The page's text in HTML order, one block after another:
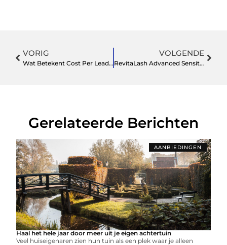
VORIG
Wat Betekent Cost Per Lead (CPL) En Hoe Kan Het Jouw Website Helpen?
VOLGENDE
RevitaLash Advanced Sensitive & RevitaBrow Advanced: zachte kracht voor wimpers en wenkbrauwen
Gerelateerde Berichten
AANBIEDINGEN
Haal het hele jaar door meer uit je eigen achtertuin
Veel huiseigenaren zien hun tuin als een plek waar je alleen